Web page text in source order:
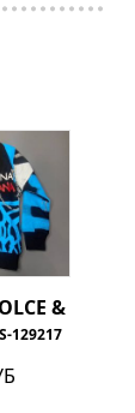
&
129217